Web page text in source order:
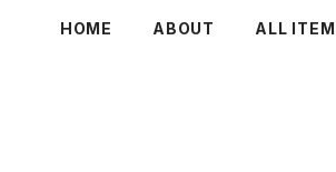
HOME ABOUT ALL ITEM